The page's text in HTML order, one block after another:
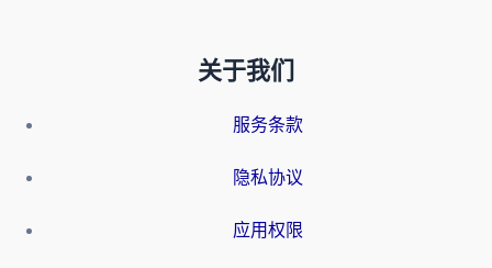
关于我们
服务条款
隐私协议
应用权限